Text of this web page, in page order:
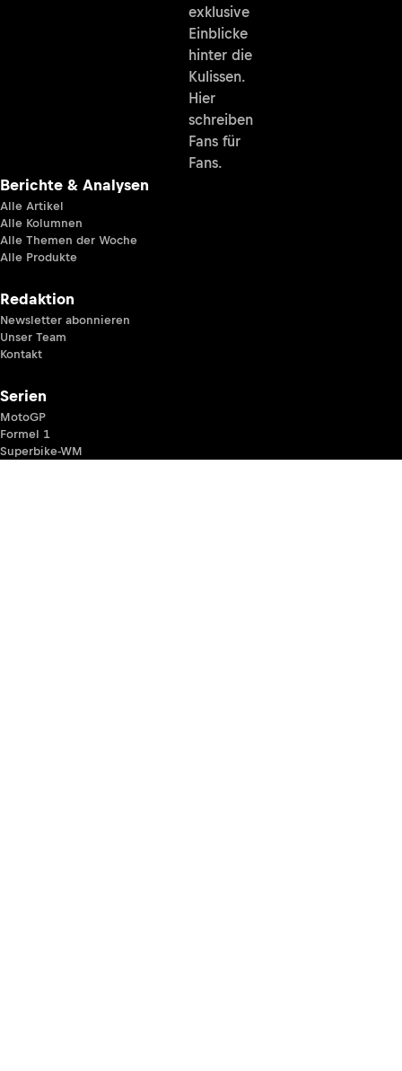
exklusive
Einblicke
hinter die
Kulissen.
Hier
schreiben
Fans für
Fans.
Berichte & Analysen
Alle Artikel
Alle Kolumnen
Alle Themen der Woche
Alle Produkte
Redaktion
Newsletter abonnieren
Unser Team
Kontakt
Serien
MotoGP
Formel 1
Superbike-WM